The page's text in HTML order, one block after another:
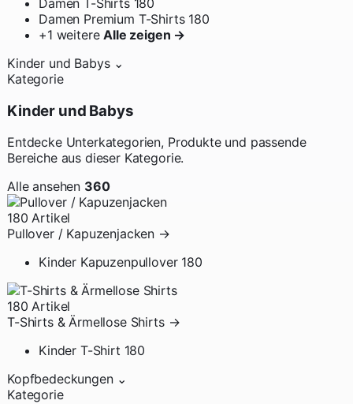
Damen Premium T-Shirts 180
+1 weitere Alle zeigen →
Kinder und Babys ⌄
Kategorie
Kinder und Babys
Entdecke Unterkategorien, Produkte und passende
Bereiche aus dieser Kategorie.
Alle ansehen 360
180 Artikel
Pullover / Kapuzenjacken →
Kinder Kapuzenpullover 180
180 Artikel
T-Shirts & Ärmellose Shirts →
Kinder T-Shirt 180
Kopfbedeckungen ⌄
Kategorie